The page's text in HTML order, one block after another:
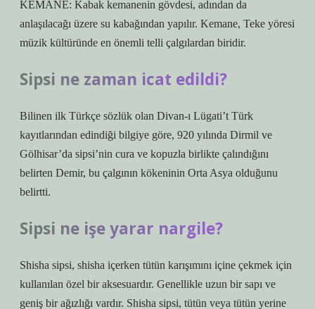
KEMANE: Kabak kemanenin gövdesi, adından da
anlaşılacağı üzere su kabağından yapılır. Kemane, Teke yöresi
müzik kültüründe en önemli telli çalgılardan biridir.
Sipsi ne zaman icat edildi?
Bilinen ilk Türkçe sözlük olan Divan-ı Lügati’t Türk
kayıtlarından edindiği bilgiye göre, 920 yılında Dirmil ve
Gölhisar’da sipsi’nin cura ve kopuzla birlikte çalındığını
belirten Demir, bu çalgının kökeninin Orta Asya olduğunu
belirtti.
Sipsi ne işe yarar nargile?
Shisha sipsi, shisha içerken tütün karışımını içine çekmek için
kullanılan özel bir aksesuardır. Genellikle uzun bir sapı ve
geniş bir ağızlığı vardır. Shisha sipsi, tütün veya tütün yerine